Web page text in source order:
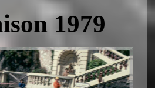
1979